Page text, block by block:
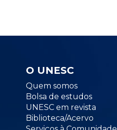
O UNESC
Quem somos
Bolsa de estudos
UNESC em revista
Biblioteca/Acervo